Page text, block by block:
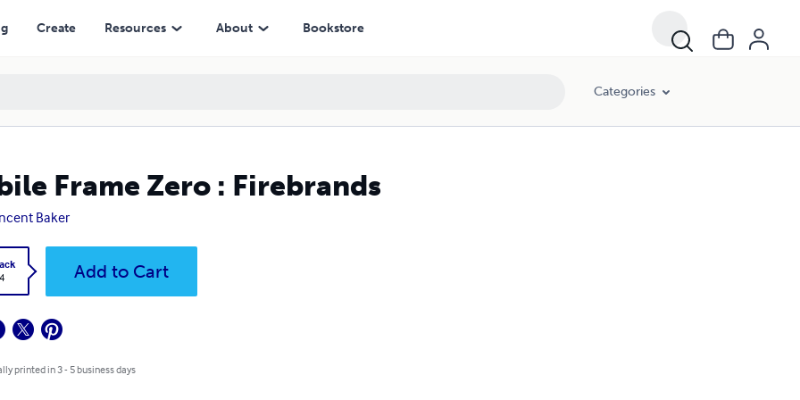
Create Resources About Bookstore
Categories
Frame Zero : Firebrands
Baker
Add to Cart
printed in 3 - 5 business days